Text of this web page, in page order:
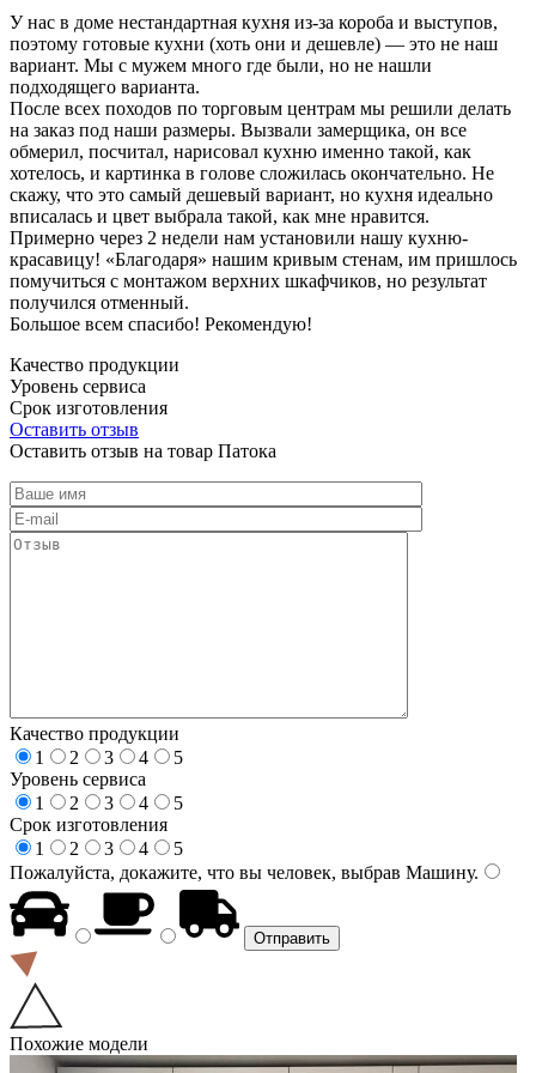
У нас в доме нестандартная кухня из-за короба и выступов,
поэтому готовые кухни (хоть они и дешевле) — это не наш
вариант. Мы с мужем много где были, но не нашли
подходящего варианта.
После всех походов по торговым центрам мы решили делать
на заказ под наши размеры. Вызвали замерщика, он все
обмерил, посчитал, нарисовал кухню именно такой, как
хотелось, и картинка в голове сложилась окончательно. Не
скажу, что это самый дешевый вариант, но кухня идеально
вписалась и цвет выбрала такой, как мне нравится.
Примерно через 2 недели нам установили нашу кухню-
красавицу! «Благодаря» нашим кривым стенам, им пришлось
помучиться с монтажом верхних шкафчиков, но результат
получился отменный.
Большое всем спасибо! Рекомендую!
Качество продукции
Уровень сервиса
Срок изготовления
Оставить отзыв
Оставить отзыв на товар Патока
Качество продукции
1
2 3 4
5
Уровень сервиса
1
2 3 4
5
Срок изготовления
1
2 3 4
5
Пожалуйста, докажите, что вы человек, выбрав Машину.
Похожие модели